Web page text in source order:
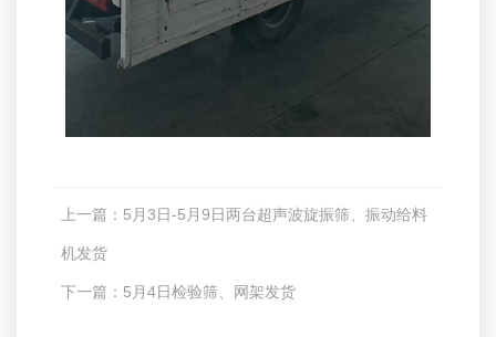
上一篇： 5月3日-5月9日两台超声波旋振筛、振动给料
机发货
下一篇： 5月4日检验筛、网架发货